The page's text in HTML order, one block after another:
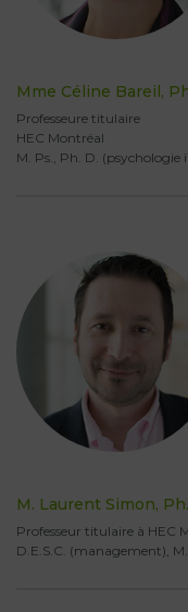
Mme Céline Bareil,
Professeure titulaire
HEC Montréal
M. Ps., Ph. D.
M. Laurent Simon,
Professeur titulaire à HEC
D.E.S.C. (management),